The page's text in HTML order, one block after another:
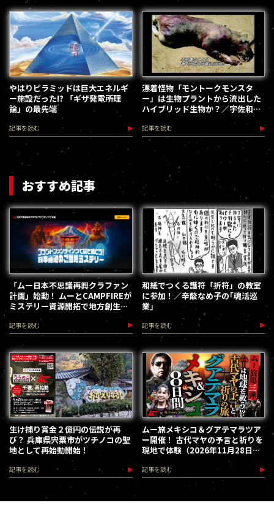
やはりピラミッドは巨大エネルギ
ー施設だった!? 「ギザ発電所理
論」の最先端
記事を読む
漂着怪物「モントークモンスタ
ー」は生物プラントから流出した
ハイブリッド生物か？／宇佐和
通・ヒストリーチャンネルレビュ
ー
記事を読む
おすすめ記事
「ムー日本不思議再興クラファン
計画」始動！ ムーとCAMPFIREが
ミステリー資源開拓で地方創生を
加速します
記事を読む
和紙でつくる護符「折符」の教室
に参加！／辛酸なめ子の｢魂活巡
業｣
記事を読む
生け捕り賞金２億円の伝説が再
び？ 兵庫県宍粟市がツチノコの聖
地として再始動開始！
記事を読む
ムー旅メキシコ＆グアテマラツア
ー開催！ 古代マヤの予言と祈りを
現地で体験（2026年11月28日～
12月5日）
記事を読む